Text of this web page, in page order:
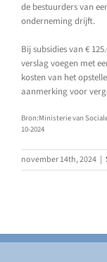
de bestuurders van
onderneming drijft.
Bij subsidies van €
verslag voegen met
kosten van het
aanmerking voor
Bron:Ministerie van
10-2024
november 14th, 2024 |